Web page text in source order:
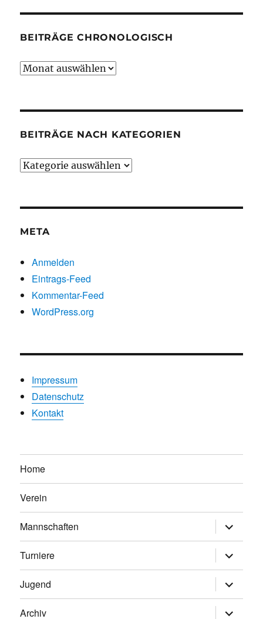
BEITRÄGE CHRONOLOGISCH
Beiträge
BEITRÄGE NACH KATEGORIEN
Beiträge
META
Anmelden
Eintrags-Feed
Kommentar-Feed
WordPress.org
Impressum
Datenschutz
Kontakt
Home
Verein
Mannschaften
anzeigen
Turniere
anzeigen
Jugend
anzeigen
Archiv